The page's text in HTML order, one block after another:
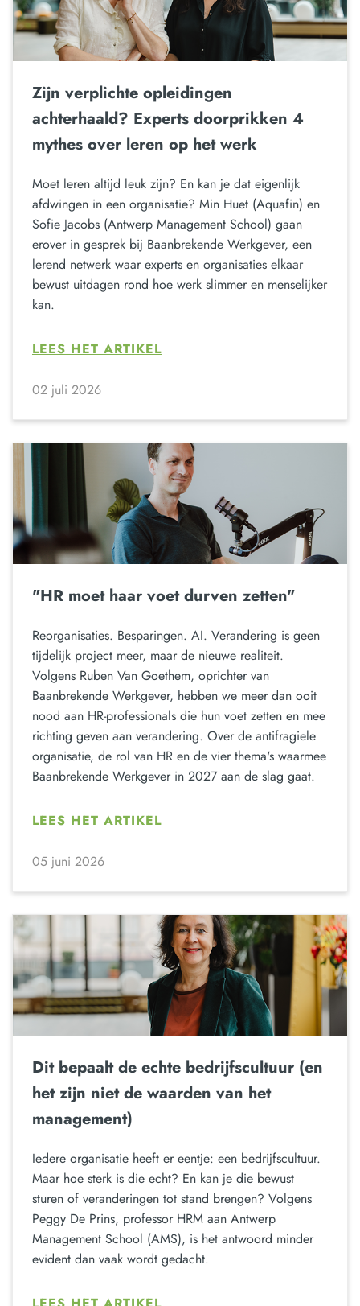
Zijn verplichte opleidingen
achterhaald? Experts doorprikken 4
mythes over leren op het werk
Moet leren altijd leuk zijn? En kan je dat eigenlijk
afdwingen in een organisatie? Min Huet (Aquafin) en
Sofie Jacobs (Antwerp Management School) gaan
erover in gesprek bij Baanbrekende Werkgever, een
lerend netwerk waar experts en organisaties elkaar
bewust uitdagen rond hoe werk slimmer en menselijker
kan.
LEES HET ARTIKEL
02 juli 2026
"HR moet haar voet durven zetten"
Reorganisaties. Besparingen. AI. Verandering is geen
tijdelijk project meer, maar de nieuwe realiteit.
Volgens Ruben Van Goethem, oprichter van
Baanbrekende Werkgever, hebben we meer dan ooit
nood aan HR-professionals die hun voet zetten en mee
richting geven aan verandering. Over de antifragiele
organisatie, de rol van HR en de vier thema's waarmee
Baanbrekende Werkgever in 2027 aan de slag gaat.
LEES HET ARTIKEL
05 juni 2026
Dit bepaalt de echte bedrijfscultuur (en
het zijn niet de waarden van het
management)
Iedere organisatie heeft er eentje: een bedrijfscultuur.
Maar hoe sterk is die echt? En kan je die bewust
sturen of veranderingen tot stand brengen? Volgens
Peggy De Prins, professor HRM aan Antwerp
Management School (AMS), is het antwoord minder
evident dan vaak wordt gedacht.